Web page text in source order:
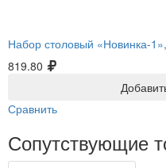
Набор столовый «Новинка-
819.80
Сравнить
Сопутствующие